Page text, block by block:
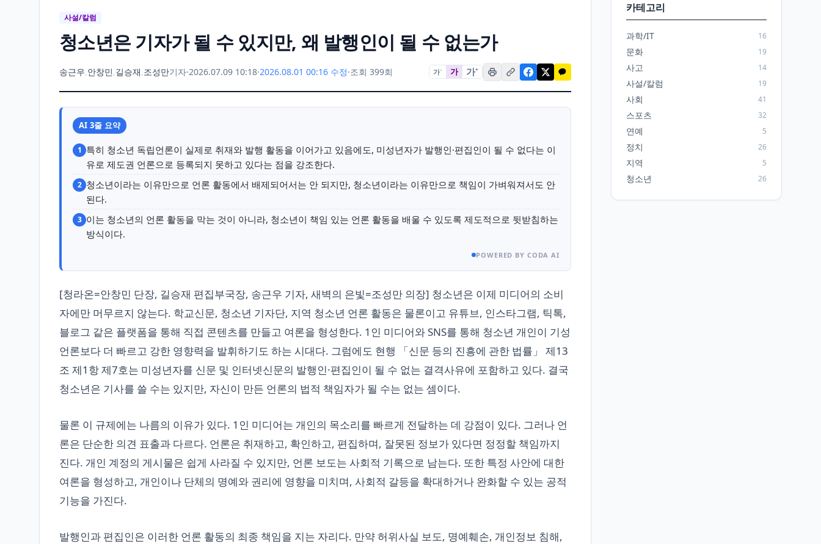
사설/칼럼
청소년은 기자가 될 수 있지만, 왜 발행인이 될 수 없는가
송근우,안창민,길승재,조성만기자·2026.07.09 10:18·2026.08.01 00:16 수정·조회 399회 가− 가 가+
AI 3줄 요약
1 특히 청소년 독립언론이 실제로 취재와 발행 활동을 이어가고 있음에도, 미성년자가 발행인·편집인이 될 수 없다는 이
유로 제도권 언론으로 등록되지 못하고 있다는 점을 강조한다.
2 청소년이라는 이유만으로 언론 활동에서 배제되어서는 안 되지만, 청소년이라는 이유만으로 책임이 가벼워져서도 안
된다.
3 이는 청소년의 언론 활동을 막는 것이 아니라, 청소년이 책임 있는 언론 활동을 배울 수 있도록 제도적으로 뒷받침하는
방식이다.
POWERED BY CODA AI
[청라온=안창민 단장, 길승재 편집부국장, 송근우 기자, 새벽의 은빛=조성만 의장] 청소년은 이제 미디어의 소비
자에만 머무르지 않는다. 학교신문, 청소년 기자단, 지역 청소년 언론 활동은 물론이고 유튜브, 인스타그램, 틱톡,
블로그 같은 플랫폼을 통해 직접 콘텐츠를 만들고 여론을 형성한다. 1인 미디어와 SNS를 통해 청소년 개인이 기성
언론보다 더 빠르고 강한 영향력을 발휘하기도 하는 시대다. 그럼에도 현행 「신문 등의 진흥에 관한 법률」 제13
조 제1항 제7호는 미성년자를 신문 및 인터넷신문의 발행인·편집인이 될 수 없는 결격사유에 포함하고 있다. 결국
청소년은 기사를 쓸 수는 있지만, 자신이 만든 언론의 법적 책임자가 될 수는 없는 셈이다.
물론 이 규제에는 나름의 이유가 있다. 1인 미디어는 개인의 목소리를 빠르게 전달하는 데 강점이 있다. 그러나 언
론은 단순한 의견 표출과 다르다. 언론은 취재하고, 확인하고, 편집하며, 잘못된 정보가 있다면 정정할 책임까지
진다. 개인 계정의 게시물은 쉽게 사라질 수 있지만, 언론 보도는 사회적 기록으로 남는다. 또한 특정 사안에 대한
여론을 형성하고, 개인이나 단체의 명예와 권리에 영향을 미치며, 사회적 갈등을 확대하거나 완화할 수 있는 공적
기능을 가진다.
발행인과 편집인은 이러한 언론 활동의 최종 책임을 지는 자리다. 만약 허위사실 보도, 명예훼손, 개인정보 침해,
카테고리
과학/IT 16
문화 19
사고 14
사설/칼럼 19
사회 41
스포츠 32
연예 5
정치 26
지역 5
청소년 26